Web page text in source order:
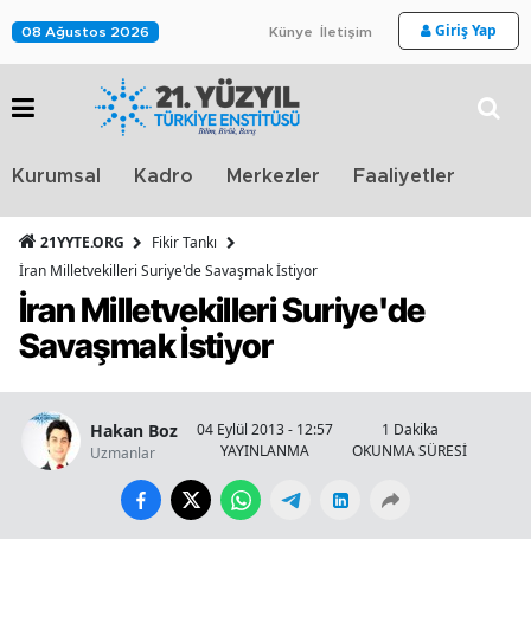
08 Ağustos 2026 Künye İletişim Giriş Yap
Kurumsal Kadro Merkezler Faaliyetler
21YYTE.ORG
Fikir Tankı
İran Milletvekilleri Suriye'de Savaşmak İstiyor
İran Milletvekilleri Suriye'de
Savaşmak İstiyor
Hakan Boz
Uzmanlar
04 Eylül 2013 - 12:57
YAYINLANMA
1 Dakika
OKUNMA SÜRESİ